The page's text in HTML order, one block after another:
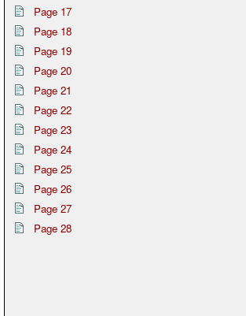
Page 17
Page 18
Page 19
Page 20
Page 21
Page 22
Page 23
Page 24
Page 25
Page 26
Page 27
Page 28